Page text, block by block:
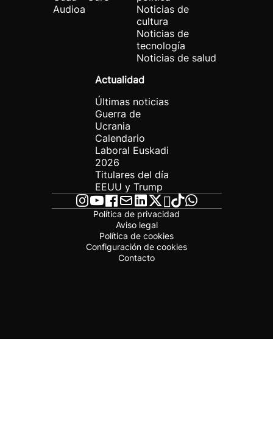
Audioa
Noticias de
cultura
Noticias de
tecnología
Noticias de salud
Actualidad
Últimas noticias
Guerra de
Ucrania
Calendario
Laboral Euskadi
2026
Titulares del día
EEUU y Trump
Política de privacidad
Aviso legal
Política de cookies
Configuración de cookies
Contacto